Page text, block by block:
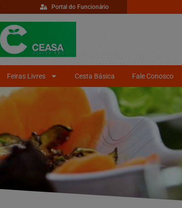
Portal do Funcionário
Feiras Livres Cesta Básica Fale Conosco